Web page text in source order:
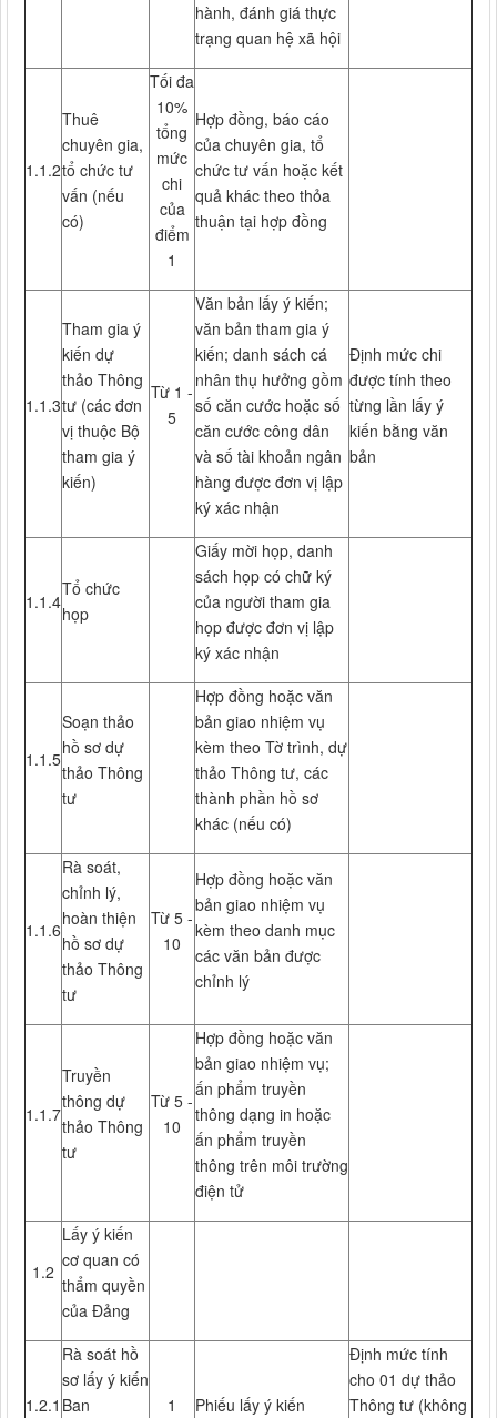
hành, đánh giá thực
trạng quan hệ xã hội
1.1.2
Thuê
chuyên gia,
tổ chức tư
vấn (nếu
có)
Tối đa
10%
tổng
mức
chi
của
điểm
1
Hợp đồng, báo cáo
của chuyên gia, tổ
chức tư vấn hoặc kết
quả khác theo thỏa
thuận tại hợp đồng
1.1.3
Tham gia ý
kiến dự
thảo Thông
tư (các đơn
vị thuộc Bộ
tham gia ý
kiến)
Từ 1 -
5
Văn bản lấy ý kiến;
văn bản tham gia ý
kiến; danh sách cá
nhân thụ hưởng gồm
số căn cước hoặc số
căn cước công dân
và số tài khoản ngân
hàng được đơn vị lập
ký xác nhận
Định mức chi
được tính theo
từng lần lấy ý
kiến bằng văn
bản
1.1.4
Tổ chức
họp
Giấy mời họp, danh
sách họp có chữ ký
của người tham gia
họp được đơn vị lập
ký xác nhận
1.1.5
Soạn thảo
hồ sơ dự
thảo Thông
tư
Hợp đồng hoặc văn
bản giao nhiệm vụ
kèm theo Tờ trình, dự
thảo Thông tư, các
thành phần hồ sơ
khác (nếu có)
1.1.6
Rà soát,
chỉnh lý,
hoàn thiện
hồ sơ dự
thảo Thông
tư
Từ 5 -
10
Hợp đồng hoặc văn
bản giao nhiệm vụ
kèm theo danh mục
các văn bản được
chỉnh lý
1.1.7
Truyền
thông dự
thảo Thông
tư
Từ 5 -
10
Hợp đồng hoặc văn
bản giao nhiệm vụ;
ấn phẩm truyền
thông dạng in hoặc
ấn phẩm truyền
thông trên môi trường
điện tử
1.2
Lấy ý kiến
cơ quan có
thẩm quyền
của Đảng
1.2.1
Rà soát hồ
sơ lấy ý kiến
Ban
1 Phiếu lấy ý kiến
Định mức tính
cho 01 dự thảo
Thông tư (không